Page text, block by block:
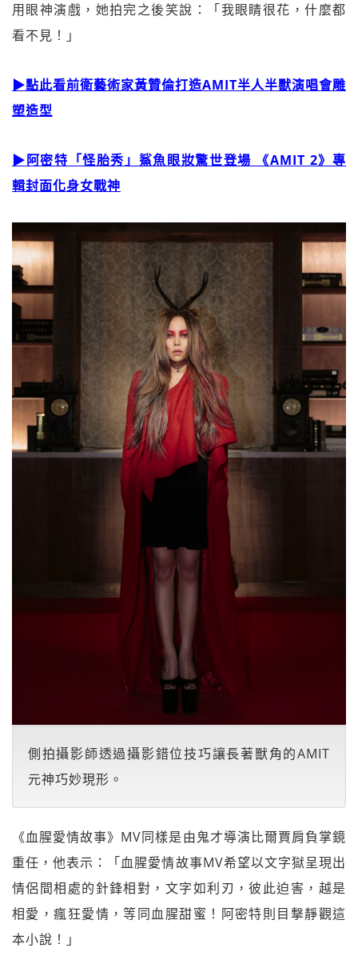
用眼神演戲，她拍完之後笑說：「我眼睛很花，什麼都
看不見！」
▶點此看前衛藝術家黃贊倫打造AMIT半人半獸演唱會雕
塑造型
▶阿密特「怪胎秀」鯊魚眼妝驚世登場 《AMIT 2》專
輯封面化身女戰神
側拍攝影師透過攝影錯位技巧讓長著獸角的AMIT
元神巧妙現形。
《血腥愛情故事》MV同樣是由鬼才導演比爾賈肩負掌鏡
重任，他表示：「血腥愛情故事MV希望以文字獄呈現出
情侶間相處的針鋒相對，文字如利刃，彼此迫害，越是
相愛，瘋狂愛情，等同血腥甜蜜！阿密特則目撃靜觀這
本小說！」